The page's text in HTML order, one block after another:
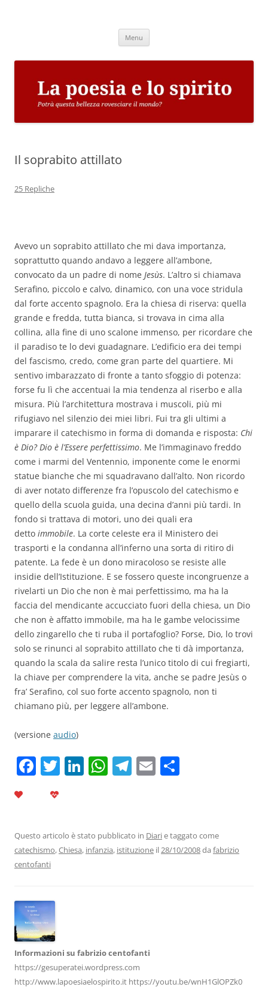
Menu
Il soprabito attillato
25 Repliche
Avevo un soprabito attillato che mi dava importanza,
soprattutto quando andavo a leggere all’ambone,
convocato da un padre di nome Jesùs. L’altro si chiamava
Serafino, piccolo e calvo, dinamico, con una voce stridula
dal forte accento spagnolo. Era la chiesa di riserva: quella
grande e fredda, tutta bianca, si trovava in cima alla
collina, alla fine di uno scalone immenso, per ricordare che
il paradiso te lo devi guadagnare. L’edificio era dei tempi
del fascismo, credo, come gran parte del quartiere. Mi
sentivo imbarazzato di fronte a tanto sfoggio di potenza:
forse fu lì che accentuai la mia tendenza al riserbo e alla
misura. Più l’architettura mostrava i muscoli, più mi
rifugiavo nel silenzio dei miei libri. Fui tra gli ultimi a
imparare il catechismo in forma di domanda e risposta: Chi
è Dio? Dio è l’Essere perfettissimo. Me l’immaginavo freddo
come i marmi del Ventennio, imponente come le enormi
statue bianche che mi squadravano dall’alto. Non ricordo
di aver notato differenze fra l’opuscolo del catechismo e
quello della scuola guida, una decina d’anni più tardi. In
fondo si trattava di motori, uno dei quali era
detto immobile. La corte celeste era il Ministero dei
trasporti e la condanna all’inferno una sorta di ritiro di
patente. La fede è un dono miracoloso se resiste alle
insidie dell’Istituzione. E se fossero queste incongruenze a
rivelarti un Dio che non è mai perfettissimo, ma ha la
faccia del mendicante accucciato fuori della chiesa, un Dio
che non è affatto immobile, ma ha le gambe velocissime
dello zingarello che ti ruba il portafoglio? Forse, Dio, lo trovi
solo se rinunci al soprabito attillato che ti dà importanza,
quando la scala da salire resta l’unico titolo di cui fregiarti,
la chiave per comprendere la vita, anche se padre Jesùs o
fra’ Serafino, col suo forte accento spagnolo, non ti
chiamano più, per leggere all’ambone.
(versione audio)
F
b
o
k
T Li
dI
n
W
A
p
T
a
m
E
vi
di
Questo articolo è stato pubblicato in Diarie taggato come
catechismo,Chiesa, infanzia, istituzione il28/10/2008da fabrizio
centofanti
Informazioni su fabrizio centofanti
https://gesuperatei.wordpress.com
http://www.lapoesiaelospirito.it https://youtu.be/wnH1GlOPZk0